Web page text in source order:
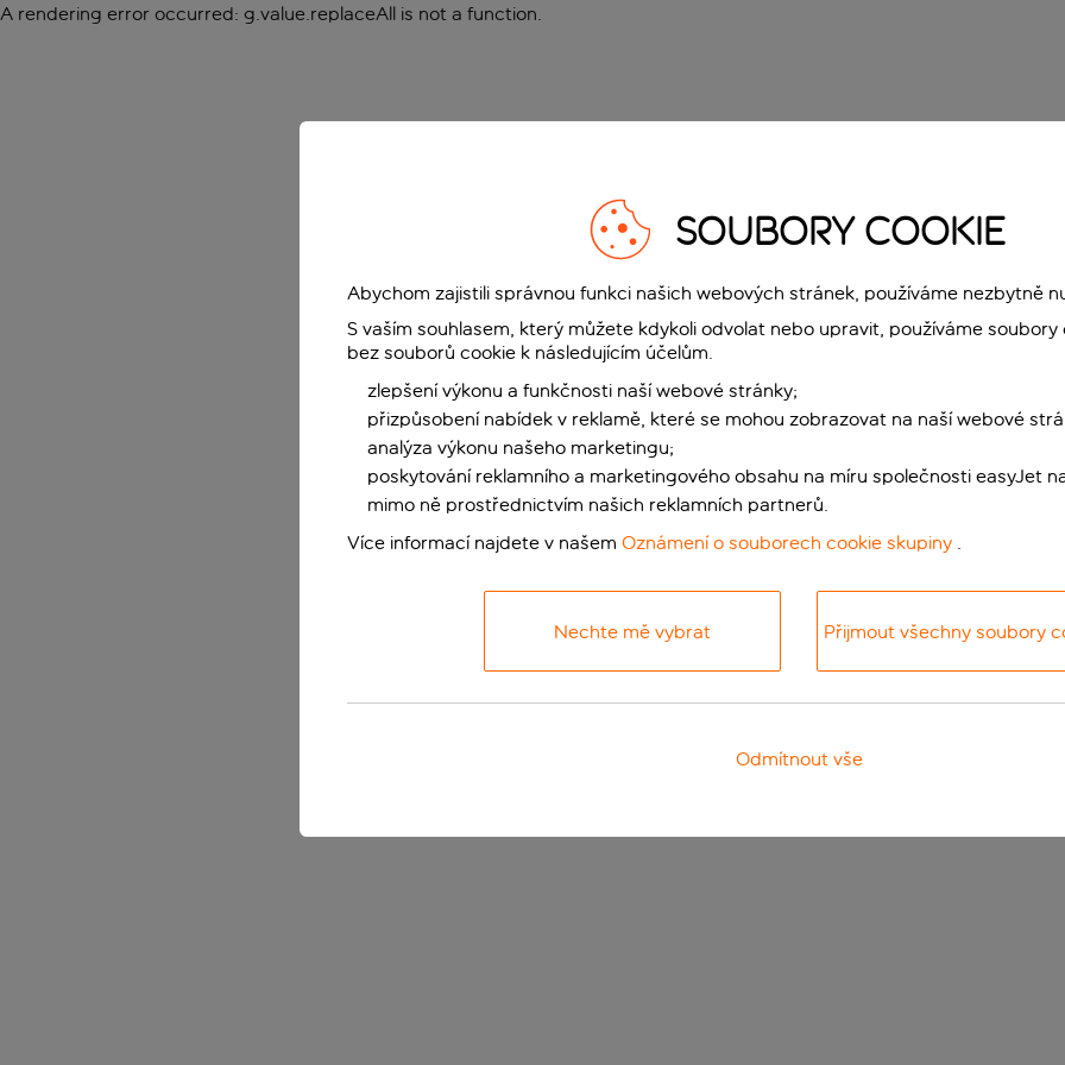
A rendering error occurred: g.value.replaceAll is not a function.
SOUBORY COOKIE
Abychom zajistili správnou funkci našich webových stránek, používáme nezbytně
S vaším souhlasem, který můžete kdykoli odvolat nebo upravit, používáme
bez souborů cookie k následujícím účelům.
zlepšení výkonu a funkčnosti naší webové stránky;
přizpůsobení nabídek v reklamě, které se mohou zobrazovat na naší webové
analýza výkonu našeho marketingu;
poskytování reklamního a marketingového obsahu na míru společnosti easyJet
mimo ně prostřednictvím našich reklamních partnerů.
Více informací najdete v našem Oznámení o souborech cookie skupiny .
Nechte mě vybrat Přijmout všechny soubory
Odmítnout vše